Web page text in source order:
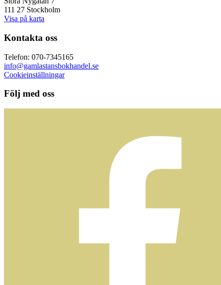
111 27 Stockholm
Visa på karta
Kontakta oss
Telefon: 070-7345165
info@gamlastansbokhandel.se
Cookieinställningar
Följ med oss